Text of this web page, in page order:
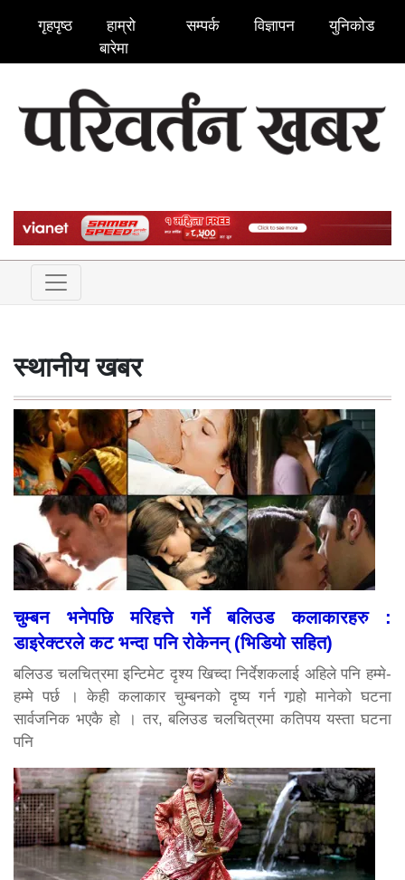
गृहपृष्ठ
हाम्रो
बारेमा
सम्पर्क विज्ञापन युनिकोड
स्थानीय खबर
चुम्बन भनेपछि मरिहत्ते गर्ने बलिउड कलाकारहरु :
डाइरेक्टरले कट भन्दा पनि रोकेनन् (भिडियो सहित)
बलिउड चलचित्रमा इन्टिमेट दृश्य खिच्दा निर्देशकलाई अहिले पनि हम्मे-
हम्मे पर्छ । केही कलाकार चुम्बनको दृष्य गर्न गार्‍हो मानेको घटना
सार्वजनिक भएकै हो । तर, बलिउड चलचित्रमा कतिपय यस्ता घटना
पनि